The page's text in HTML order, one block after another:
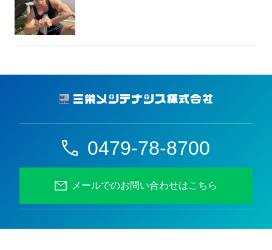
0479-78-8700
メールでのお問い合わせはこちら